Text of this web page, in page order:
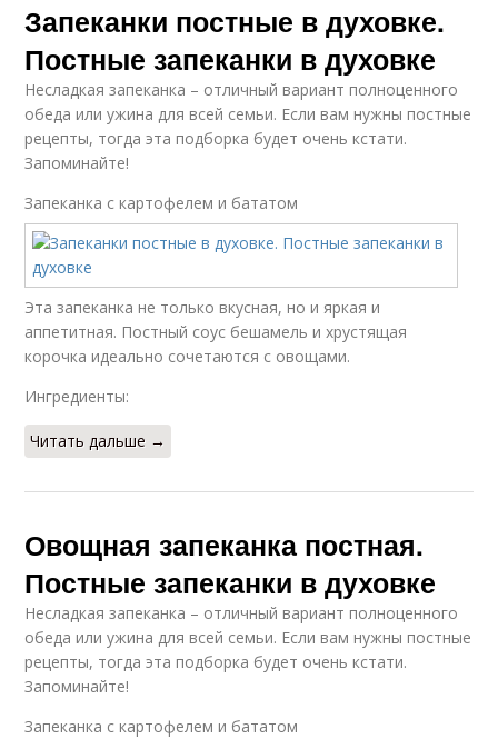
Запеканки постные в духовке.
Постные запеканки в духовке
Несладкая запеканка – отличный вариант полноценного
обеда или ужина для всей семьи. Если вам нужны постные
рецепты, тогда эта подборка будет очень кстати.
Запоминайте!
Запеканка с картофелем и бататом
Эта запеканка не только вкусная, но и яркая и
аппетитная. Постный соус бешамель и хрустящая
корочка идеально сочетаются с овощами.
Ингредиенты:
Читать дальше →
Овощная запеканка постная.
Постные запеканки в духовке
Несладкая запеканка – отличный вариант полноценного
обеда или ужина для всей семьи. Если вам нужны постные
рецепты, тогда эта подборка будет очень кстати.
Запоминайте!
Запеканка с картофелем и бататом